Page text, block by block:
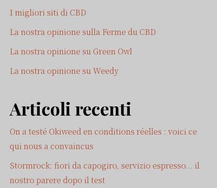
I migliori siti di CBD
La nostra opinione sulla Ferme du CBD
La nostra opinione su Green Owl
La nostra opinione su Weedy
Articoli recenti
On a testé Okiweed en conditions réelles : voici ce
qui nous a convaincus
Stormrock: fiori da capogiro, servizio espresso... il
nostro parere dopo il test